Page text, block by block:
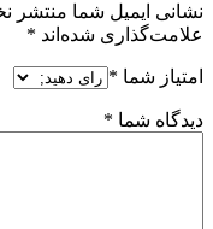
نشانی ایمیل شما منتشر
علامت‌گذاری شده‌اند *
امتیاز شما *
دیدگاه شما *